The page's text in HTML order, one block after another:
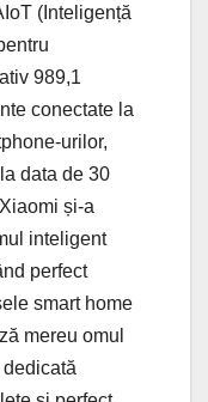
(Inteligență
989,1
conectate la
urilor,
data de 30
și-a
inteligent
perfect
smart home
mereu omul